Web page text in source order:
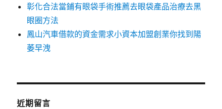
彰化合法當鋪有眼袋手術推薦去眼袋產品治療去黑
眼圈方法
鳳山汽車借款的資金需求小資本加盟創業你找到陽
萎早洩
近期留言